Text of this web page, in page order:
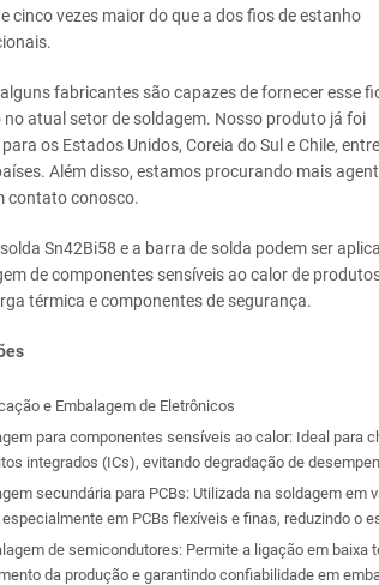
cinco vezes maior do que a dos fios de estanho
fabricantes são capazes de fornecer esse
no atual setor de soldagem. Nosso produto já foi
os Estados Unidos, Coreia do Sul e Chile, entre
Além disso, estamos procurando mais
contato conosco.
Sn42Bi58 e a barra de solda podem ser
de componentes sensíveis ao calor de
térmica e componentes de segurança.
e Embalagem de Eletrônicos
para componentes sensíveis ao calor: Ideal para
integrados (ICs), evitando degradação de
secundária para PCBs: Utilizada na soldagem
especialmente em PCBs flexíveis e finas, reduzindo o
de semicondutores: Permite a ligação em
da produção e garantindo confiabilidade em